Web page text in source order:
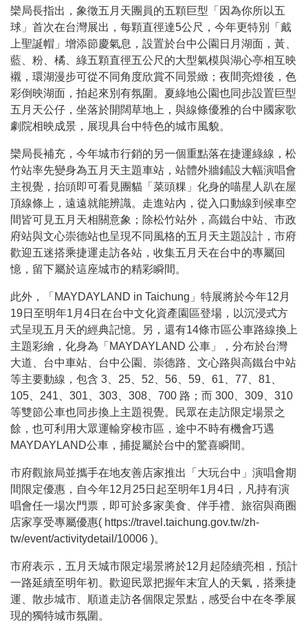
東勢區清潔隊於115年8月18日(星期二)舉辦「清潔
全民監督公共工程施工品質, 請撥打通報專線0800-
防堵非洲豬瘟總動員，因應非洲豬瘟疫情，市民
因應非洲豬瘟疫情，市民端廚餘收運排出方式不變
西屯區清潔隊於115年9月1日(星期二)舉辦「清潔
欒局長指出，象徵五月天團員的五顆巨型「因為你所以五
球」首次在台灣展出，每顆直徑達5公尺，今年更特別「戴
上聖誕帽」增添節慶氣息，設置於台中公園日月湖面，黃、
藍、粉、橘、綠五顆直徑五公尺的大型氣模與湖心亭相互映
襯，環湖漫步可從不同角度欣賞不同景緻；夜間亮燈後，色
彩倒映湖面，拍起來別有氛圍。夏綠地公園也同步設置巨型
五月天公仔，坐落於開闊草地上，與線條優雅的台中國家歌
劇院相映成景，展現具台中特色的城市風貌。
欒局長補充，今年城市行銷的另一個重點落在捷運綠線，松
竹站率先變身為五月天主題車站，站體外牆鋪設大幅演唱會
主視覺，抬頭即可看見團貓「菜頭粿」化身的喵星人趴在屋
頂線條上，遠遠就能辨識。走進站內，從入口動線到候車空
間皆可見五月天相關意象；除松竹站外，高鐵台中站、市政
府站與文心崇德站也呈現不同風格的五月天主題設計，市府
歡迎五迷搭乘捷運走訪各站，收集五月天在台中的專屬回
憶，留下屬於這座城市的精彩瞬間。
此外，「 MAYDAYLAND in Taichung 」特展將於今年12 月
19日至明年1 月 4日在台中文化資產園區登場，以沉浸式方
式呈現五月天的經典記憶。另，還有14條市區公車路線換上
主題彩繪，化身為「 MAYDAYLAND 公車」，分布於台灣
大道、台中車站、台中公園、崇德路、文心路與高鐵台中站
等主要動線，包含 3 25 52 56 59 61 77 81
105
241 301 303 308 700 路；而 300 309
310
等雙節公車也同步換上主題視覺。民眾在走訪限定場景之
餘，也可利用大眾運輸穿梭市區，途中不時有機會巧遇
MAYDAYLAND公車，捕捉屬於台中的驚喜瞬間。
市府觀旅局並攜手在地友善店家推出「大玩台中」演唱會期
間限定優惠，自今年12 月 25日起至明年1 月 4日，凡持有演
唱會任一場次門票，即可於多家美食、伴手禮、旅宿與商圈
店家享受專屬優惠( https://travel.taichung.gov.tw/zh-
tw/event/activitydetail/10006 )。
市府表示，五月天城市限定場景將於12 月起陸續亮相，預計
一路延續至明年初。歡迎民眾把握年末宜人的天氣，搭乘捷
運、散步城市、順道走訪各個限定景點，感受台中在冬季展
現的獨特城市氛圍。